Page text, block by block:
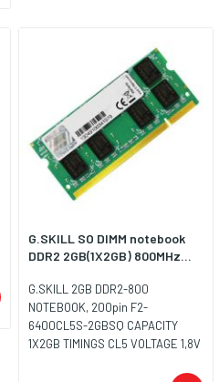
G.SKILL SO DIMM notebook
DDR2 2GB(1X2GB) 800MHz...
G.SKILL 2GB DDR2-800
NOTEBOOK, 200pin F2-
6400CL5S-2GBSQ CAPACITY
1X2GB TIMINGS CL5 VOLTAGE 1,8V